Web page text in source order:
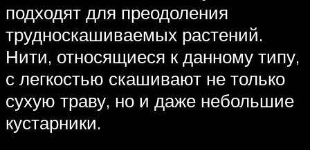
подходят для преодоления
трудноскашиваемых растений.
Нити, относящиеся к данному типу,
с легкостью скашивают не только
сухую траву, но и даже небольшие
кустарники.